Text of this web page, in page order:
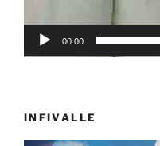
00:00
INFIVALLE